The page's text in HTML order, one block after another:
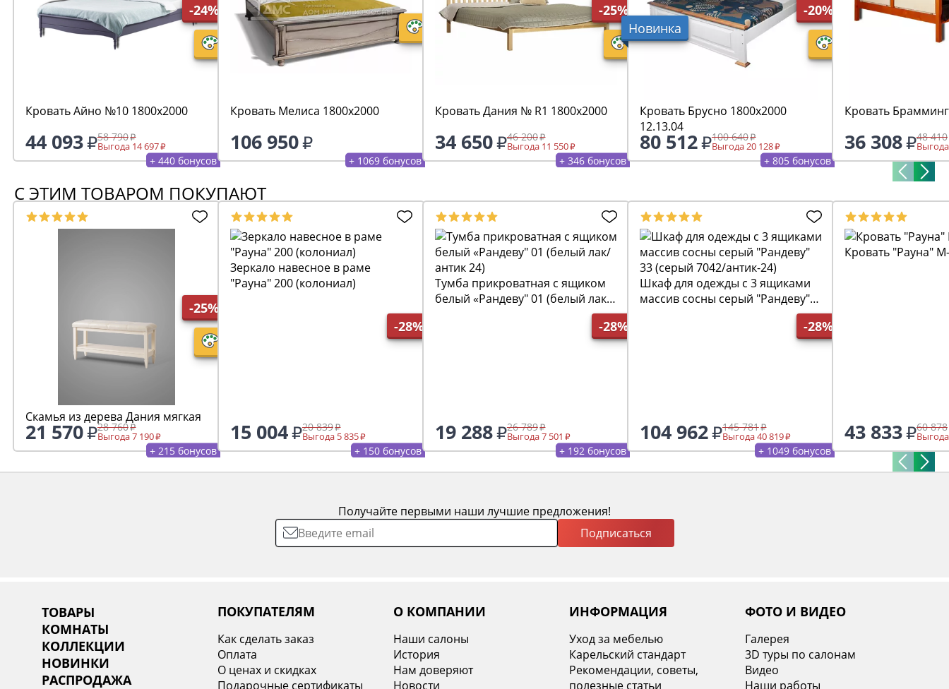
-24%
Кровать Айно №10 1800х2000
44 093 58 790
Выгода 14 697
+ 440 бонусов
Кровать Мелиса 1800х2000
106 950
+ 1069 бонусов
-25%
Кровать Дания № R1 1800х2000
34 650 46 200
Выгода 11 550
+ 346 бонусов
Новинка
-20%
Кровать Брусно 1800х2000
12.13.04
80 512 100 640
Выгода 20 128
+ 805 бонусов
Кровать
36 308 48 410
С ЭТИМ ТОВАРОМ ПОКУПАЮТ
-25%
Скамья из дерева Дания мягкая
21 570 28 760
Выгода 7 190
+ 215 бонусов
-28%
Зеркало навесное в раме
"Рауна" 200 (колониал)
15 004 20 839
Выгода 5 835
+ 150 бонусов
-28%
Тумба прикроватная с ящиком
белый «Рандеву" 01 (белый лак/
19 288 26 789
Выгода 7 501
+ 192 бонусов
-28%
Шкаф для одежды с 3 ящиками
массив сосны серый "Рандеву"
104 962 145 781
Выгода 40 819
+ 1049 бонусов
Кровать "Рауна"
43 833 60 878
Получайте первыми наши лучшие предложения!
Подписаться
ТОВАРЫ
КОМНАТЫ
КОЛЛЕКЦИИ
НОВИНКИ
РАСПРОДАЖА
ПОКУПАТЕЛЯМ
Как сделать заказ
Оплата
О ценах и скидках
Подарочные сертификаты
О КОМПАНИИ
Наши салоны
История
Нам доверяют
Новости
ИНФОРМАЦИЯ
Уход за мебелью
Карельский стандарт
Рекомендации, советы,
полезные статьи
ФОТО И ВИДЕО
Галерея
3D туры по салонам
Видео
Наши работы